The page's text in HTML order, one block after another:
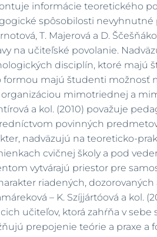
informácie teoretického
spôsobilosti nevyhnutné
T. Majerová a D.
na učiteľské povolanie.
disciplín, ktoré majú
formou majú študenti možnosť
organizáciou mimotriednej a
a kol. (2010) považuje
povinných
nadväzujú na teoreticko-
cvičnej školy a pod
vytvárajú priestor pre
riadených,
– K. Szíjjártóová a
učiteľov, ktorá zahŕňa v
prepojenie teórie a praxe a